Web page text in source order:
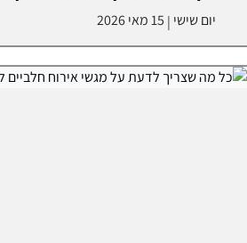
יום שישי | 15 מאי 2026